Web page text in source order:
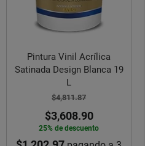
Pintura Vinil Acrílica
Satinada Design Blanca 19
L
$4,811.87
$3,608.90
25% de descuento